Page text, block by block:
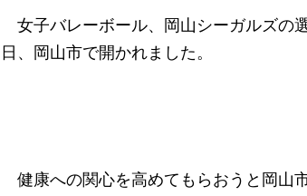
女子バレーボール、岡山シーガルズの
日、岡山市で開かれました。
健康への関心を高めてもらおうと岡山